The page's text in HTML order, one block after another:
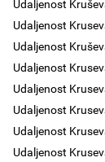
Udaljenost
Udaljenost
Udaljenost
Udaljenost
Udaljenost
Udaljenost
Udaljenost
Udaljenost